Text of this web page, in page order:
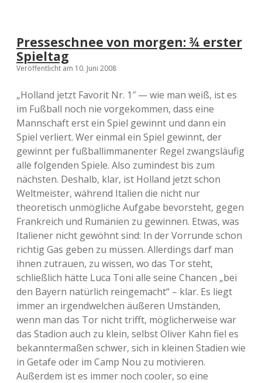
Presseschnee von morgen: ¾ erster
Spieltag
Veröffentlicht am 10. Juni 2008
„Holland jetzt Favorit Nr. 1″ — wie man weiß, ist es
im Fußball noch nie vorgekommen, dass eine
Mannschaft erst ein Spiel gewinnt und dann ein
Spiel verliert. Wer einmal ein Spiel gewinnt, der
gewinnt per fußballimmanenter Regel zwangsläufig
alle folgenden Spiele. Also zumindest bis zum
nächsten. Deshalb, klar, ist Holland jetzt schon
Weltmeister, während Italien die nicht nur
theoretisch unmögliche Aufgabe bevorsteht, gegen
Frankreich und Rumänien zu gewinnen. Etwas, was
Italiener nicht gewöhnt sind: In der Vorrunde schon
richtig Gas geben zu müssen. Allerdings darf man
ihnen zutrauen, zu wissen, wo das Tor steht,
schließlich hätte Luca Toni alle seine Chancen „bei
den Bayern natürlich reingemacht“ – klar. Es liegt
immer an irgendwelchen äußeren Umständen,
wenn man das Tor nicht trifft, möglicherweise war
das Stadion auch zu klein, selbst Oliver Kahn fiel es
bekanntermaßen schwer, sich in kleinen Stadien wie
in Getafe oder im Camp Nou zu motivieren.
Außerdem ist es immer noch cooler, so eine